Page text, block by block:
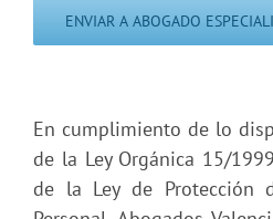
En cumplimiento de lo
de la Ley Orgánica 15/
de la Ley de Protección